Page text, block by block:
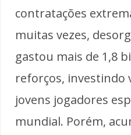
contratações
muitas vezes,
gastou mais de 1,8
reforços, investindo
jovens jogadores
mundial. Porém,